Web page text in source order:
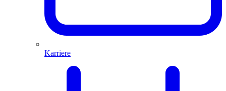
Karriere